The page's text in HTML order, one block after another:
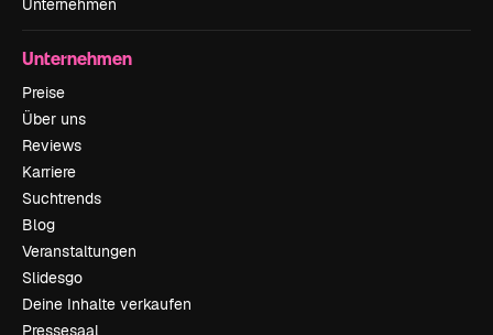
Unternehmen
Unternehmen
Preise
Über uns
Reviews
Karriere
Suchtrends
Blog
Veranstaltungen
Slidesgo
Deine Inhalte verkaufen
Pressesaal